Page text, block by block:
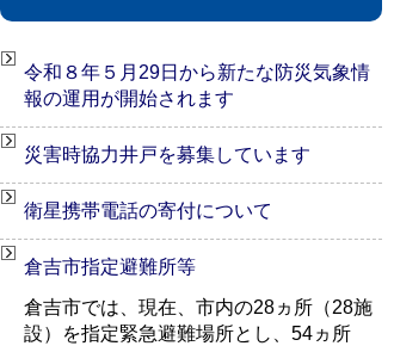
令和８年５月29日から新たな防災気象情
報の運用が開始されます
災害時協力井戸を募集しています
衛星携帯電話の寄付について
倉吉市指定避難所等
倉吉市では、現在、市内の28ヵ所（28施
設）を指定緊急避難場所とし、54ヵ所